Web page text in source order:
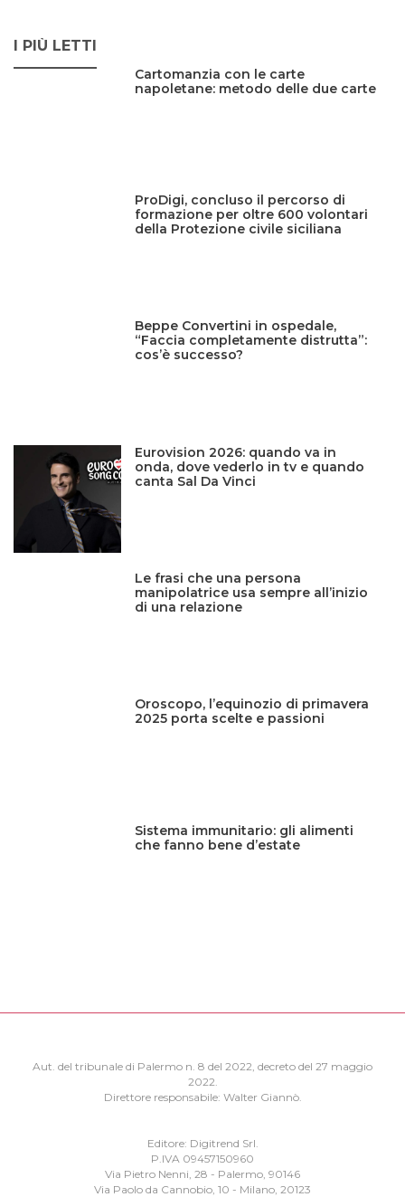
I PIÙ LETTI
Cartomanzia con le carte
napoletane: metodo delle due carte
ProDigi, concluso il percorso di
formazione per oltre 600 volontari
della Protezione civile siciliana
Beppe Convertini in ospedale,
“Faccia completamente distrutta”:
cos’è successo?
Eurovision 2026: quando va in
onda, dove vederlo in tv e quando
canta Sal Da Vinci
Le frasi che una persona
manipolatrice usa sempre all’inizio
di una relazione
Oroscopo, l’equinozio di primavera
2025 porta scelte e passioni
Sistema immunitario: gli alimenti
che fanno bene d’estate
Aut. del tribunale di Palermo n. 8 del 2022, decreto del 27 maggio
2022.
Direttore responsabile: Walter Giannò.
Editore: Digitrend Srl.
P.IVA 09457150960
Via Pietro Nenni, 28 - Palermo, 90146
Via Paolo da Cannobio, 10 - Milano, 20123